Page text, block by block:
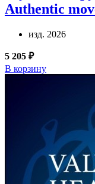
Authentic
изд. 2026
5 205 ₽
В корзину